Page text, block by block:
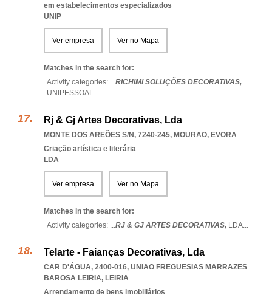
em estabelecimentos especializados
UNIP
Ver empresa Ver no Mapa
Matches in the search for:
Activity categories: ...RICHIMI SOLUÇÕES DECORATIVAS,
UNIPESSOAL...
Rj & Gj Artes Decorativas, Lda
MONTE DOS AREÕES S/N, 7240-245, MOURAO, EVORA
Criação artística e literária
LDA
Ver empresa Ver no Mapa
Matches in the search for:
Activity categories: ...RJ & GJ ARTES DECORATIVAS, LDA...
Telarte - Faianças Decorativas, Lda
CAR D'ÁGUA, 2400-016, UNIAO FREGUESIAS MARRAZES
BAROSA LEIRIA, LEIRIA
Arrendamento de bens imobiliários